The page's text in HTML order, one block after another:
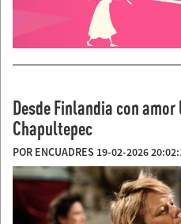
Desde Finlandia con
Chapultepec
POR ENCUADRES 19-02-2026